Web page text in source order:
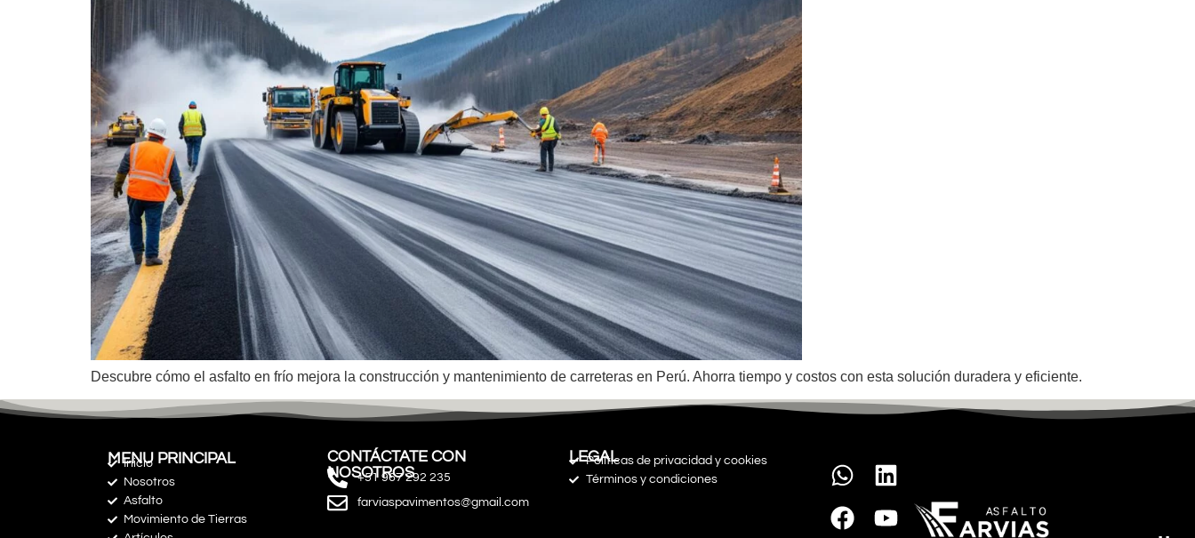
Descubre cómo el asfalto en frío mejora la construcción y mantenimiento de carreteras en Perú. Ahorra tiempo y costos con esta solución duradera y eficiente.
MENU PRINCIPAL
Inicio
Nosotros
Asfalto
Movimiento de Tierras
CONTÁCTATE CON
NOSOTROS
+51 967 292 235
farviaspavimentos@gmail.com
Políticas de privacidad y cookies
Términos y condiciones
LEGAL